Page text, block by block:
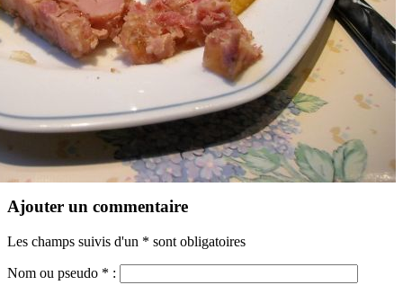
Ajouter un commentaire
Les champs suivis d'un * sont obligatoires
Nom ou pseudo * :